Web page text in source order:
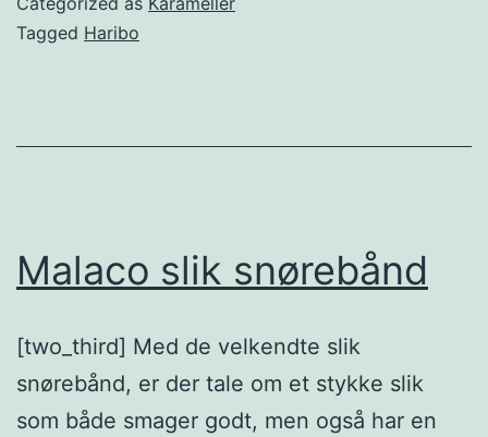
Tagged Haribo
Malaco slik snørebånd
[two_third] Med de velkendte slik
snørebånd, er der tale om et stykke slik
som både smager godt, men også har en